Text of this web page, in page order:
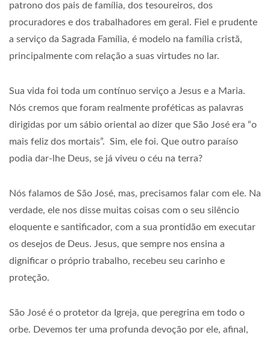
patrono dos pais de família, dos tesoureiros, dos
procuradores e dos trabalhadores em geral. Fiel e prudente
a serviço da Sagrada Família, é modelo na família cristã,
principalmente com relação a suas virtudes no lar.
Sua vida foi toda um contínuo serviço a Jesus e a Maria.
Nós cremos que foram realmente proféticas as palavras
dirigidas por um sábio oriental ao dizer que São José era “o
mais feliz dos mortais”. Sim, ele foi. Que outro paraíso
podia dar-lhe Deus, se já viveu o céu na terra?
Nós falamos de São José, mas, precisamos falar com ele. Na
verdade, ele nos disse muitas coisas com o seu silêncio
eloquente e santificador, com a sua prontidão em executar
os desejos de Deus. Jesus, que sempre nos ensina a
dignificar o próprio trabalho, recebeu seu carinho e
proteção.
São José é o protetor da Igreja, que peregrina em todo o
orbe. Devemos ter uma profunda devoção por ele, afinal,